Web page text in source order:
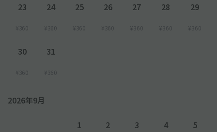
23
¥360
24
¥360
25
¥360
26
¥360
27
¥360
28
¥360
29
¥360
30
¥360
31
¥360
2026年9月
1 2 3 4 5